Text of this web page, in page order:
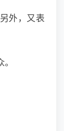
外，又表